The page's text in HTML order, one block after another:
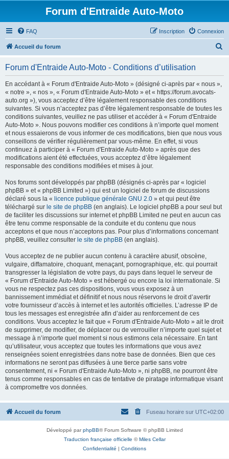
Forum d'Entraide Auto-Moto
FAQ Connexion
Inscription
Accueil du forum
Forum d'Entraide Auto-Moto - Conditions d’utilisation
En accédant à « Forum d'Entraide Auto-Moto » (désigné ci-après par « nous »,
« notre », « nos », « Forum d'Entraide Auto-Moto » et « https://forum.avocats-
auto.org »), vous acceptez d’être légalement responsable des conditions
suivantes. Si vous n’acceptez pas d’être légalement responsable de toutes les
conditions suivantes, veuillez ne pas utiliser et accéder à « Forum d'Entraide
Auto-Moto ». Nous pouvons modifier ces conditions à n’importe quel moment
et nous essaierons de vous informer de ces modifications, bien que nous vous
conseillons de vérifier régulièrement par vous-même. En effet, si vous
continuez à participer à « Forum d'Entraide Auto-Moto » après que des
modifications aient été effectuées, vous acceptez d’être légalement
responsable des conditions modifiées et mises à jour.
Nos forums sont développés par phpBB (désignés ci-après par « logiciel
phpBB » et « phpBB Limited ») qui est un logiciel de forum de discussions
déclaré sous la « licence publique générale GNU 2.0 » et qui peut être
téléchargé sur le site de phpBB (en anglais). Le logiciel phpBB a pour seul but
de faciliter les discussions sur internet et phpBB Limited ne peut en aucun cas
être tenu comme responsable de la conduite et du contenu que nous
acceptons et que nous n’acceptons pas. Pour plus d’informations concernant
phpBB, veuillez consulter le site de phpBB (en anglais).
Vous acceptez de ne publier aucun contenu à caractère abusif, obscène,
vulgaire, diffamatoire, choquant, menaçant, pornographique, etc. qui pourrait
transgresser la législation de votre pays, du pays dans lequel le serveur de
« Forum d'Entraide Auto-Moto » est hébergé ou encore la loi internationale. Si
vous ne respectez pas ces dispositions, vous vous exposez à un
bannissement immédiat et définitif et nous nous réservons le droit d’avertir
votre fournisseur d’accès à internet et les autorités officielles. L’adresse IP de
tous les messages est enregistrée afin d’aider au renforcement de ces
conditions. Vous acceptez le fait que « Forum d'Entraide Auto-Moto » ait le droit
de supprimer, de modifier, de déplacer ou de verrouiller n’importe quel sujet et
message à n’importe quel moment si nous estimons cela nécessaire. En tant
qu’utilisateur, vous acceptez que toutes les informations que vous avez
renseignées soient enregistrées dans notre base de données. Bien que ces
informations ne seront pas diffusées à une tierce partie sans votre
consentement, ni « Forum d'Entraide Auto-Moto », ni phpBB, ne pourront être
tenus comme responsables en cas de tentative de piratage informatique visant
à compromettre vos données.
Accueil du forum Fuseau horaire sur UTC+02:00
Développé parphpBB® Forum Software © phpBB Limited
Traduction française officielle ©Miles Cellar
Confidentialité | Conditions